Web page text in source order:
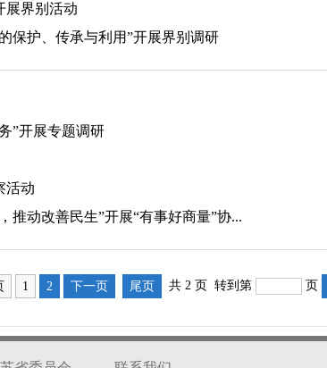
展界别活动
保护、传承与利用”开展界别调研
”开展专题调研
活动
推动改善民生”开展“有事好商量”协...
1 2 下一页 尾页 共 2 页 转到第 页